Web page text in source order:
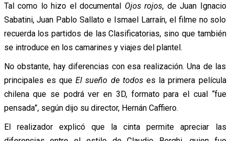
Tal como lo hizo el documental Ojos rojos, de Juan Ignacio
Sabatini, Juan Pablo Sallato e Ismael Larraín, el filme no solo
recuerda los partidos de las Clasificatorias, sino que también
se introduce en los camarines y viajes del plantel.
No obstante, hay diferencias con esa realización. Una de las
principales es queEl sueño de todoses la primera película
chilena que se podrá ver en 3D, formato para el cual “fue
pensada”, según dijo su director, Hernán Caffiero.
El realizador explicó que la cinta permite apreciar las